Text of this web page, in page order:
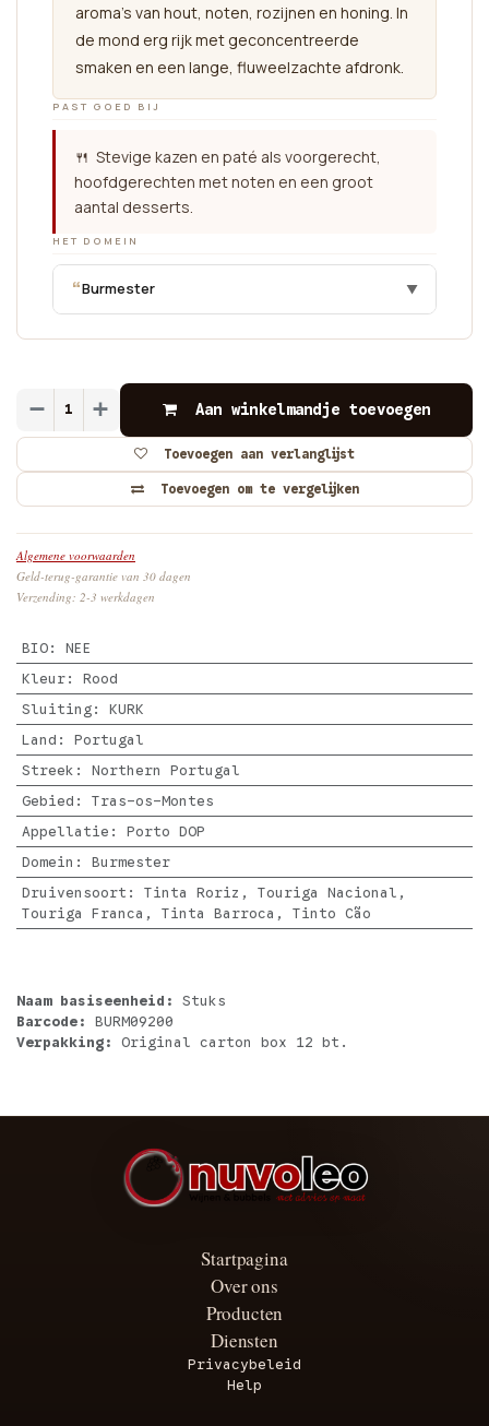
aroma's van hout, noten, rozijnen en honing. In
de mond erg rijk met geconcentreerde
smaken en een lange, fluweelzachte afdronk.
PAST GOED BIJ
🍴 Stevige kazen en paté als voorgerecht,
hoofdgerechten met noten en een groot
aantal desserts.
HET DOMEIN
“Burmester ▼
Aan winkelmandje toevoegen
Toevoegen om te vergelijken
Toevoegen aan verlanglijst
Algemene voorwaarden
Geld-terug-garantie van 30 dagen
Verzending: 2-3 werkdagen
BIO: NEE
Kleur: Rood
Sluiting: KURK
Land : Portugal
Streek : Northern Portugal
Gebied : Tras-os-Montes
Appellatie : Porto DOP
Domein : Burmester
Druivensoort : Tinta Roriz, Touriga Nacional,
Touriga Franca, Tinta Barroca, Tinto Cão
Naam basiseenheid: Stuks
Barcode: BURM09200
Verpakking: Original carton box 12 bt.
Startpagina
Over ons
Producten
Diensten
Privacybeleid
Help